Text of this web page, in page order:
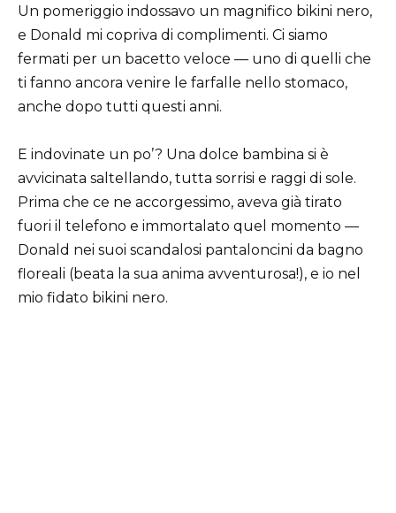
Un pomeriggio indossavo un magnifico bikini nero,
e Donald mi copriva di complimenti. Ci siamo
fermati per un bacetto veloce — uno di quelli che
ti fanno ancora venire le farfalle nello stomaco,
anche dopo tutti questi anni.
E indovinate un po’? Una dolce bambina si è
avvicinata saltellando, tutta sorrisi e raggi di sole.
Prima che ce ne accorgessimo, aveva già tirato
fuori il telefono e immortalato quel momento —
Donald nei suoi scandalosi pantaloncini da bagno
floreali (beata la sua anima avventurosa!), e io nel
mio fidato bikini nero.